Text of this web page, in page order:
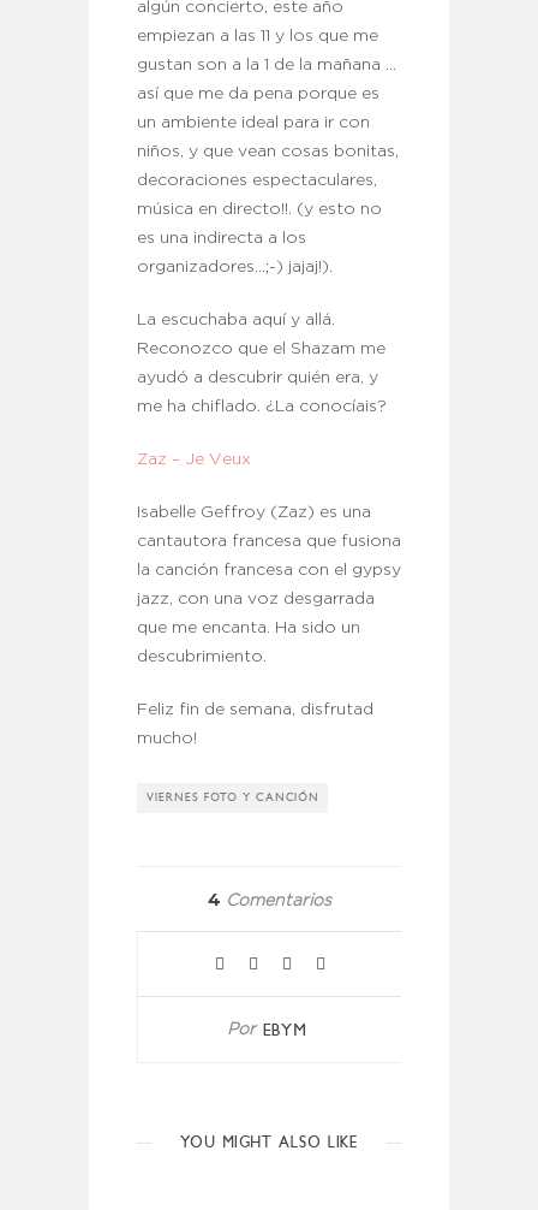
algún concierto, este año
empiezan a las 11 y los que me
gustan son a la 1 de la mañana …
así que me da pena porque es
un ambiente ideal para ir con
niños, y que vean cosas bonitas,
decoraciones espectaculares,
música en directo!!. (y esto no
es una indirecta a los
organizadores…;-) jajaj!).
La escuchaba aquí y allá.
Reconozco que el Shazam me
ayudó a descubrir quién era, y
me ha chiflado. ¿La conocíais?
Zaz – Je Veux
Isabelle Geffroy (Zaz) es una
cantautora francesa que fusiona
la canción francesa con el gypsy
jazz, con una voz desgarrada
que me encanta. Ha sido un
descubrimiento.
Feliz fin de semana, disfrutad
mucho!
VIERNES FOTO Y CANCIÓN
4 Comentarios
Por EBYM
YOU MIGHT ALSO LIKE